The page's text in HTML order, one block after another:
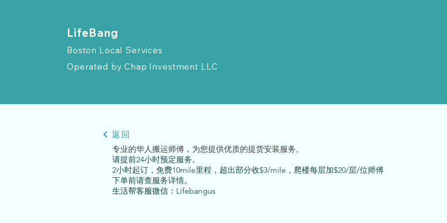
​LifeBang
Boston Local Services
Operated by Chap Investment LLC
返回
专业的华人搬运师傅，为您提供优质的提货安装服务。
请提前24小时预定服务。
2小时起订，免费10mile里程，超出部分收$3/mile，爬楼每层加$20/层/位师傅
下单前请查服务详情。
生活帮客服微信：Lifebangus